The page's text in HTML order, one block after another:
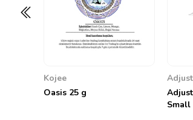
Adjust A Wings
Adjust A Wings Defender
Hesi
Bio